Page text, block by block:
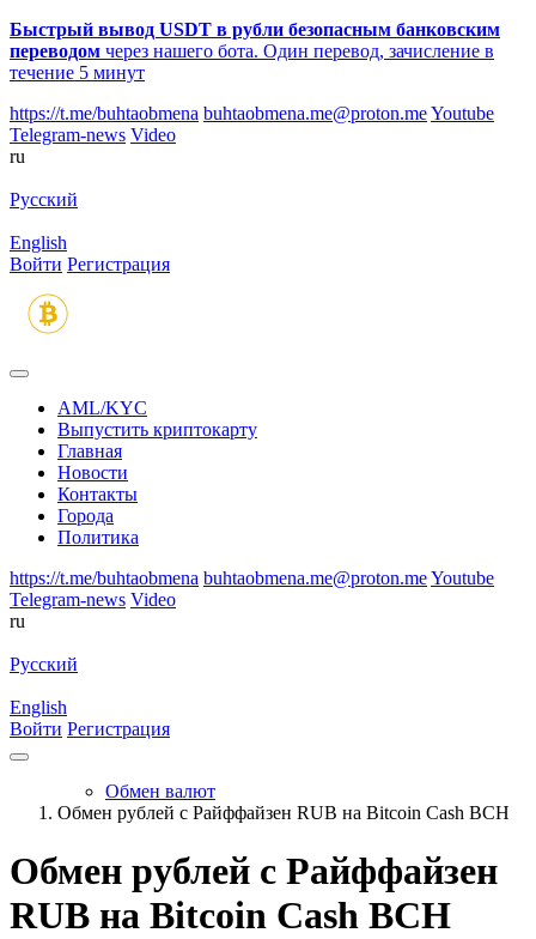
Быстрый вывод USDT в рубли безопасным банковским
переводом через нашего бота. Один перевод, зачисление в
течение 5 минут
https://t.me/buhtaobmena buhtaobmena.me@proton.meYoutube
Telegram-news Video
ru
Русский
English
Войти Регистрация
AML/KYC
Выпустить криптокарту
Главная
Новости
Контакты
Города
Политика
https://t.me/buhtaobmena buhtaobmena.me@proton.meYoutube
Telegram-news Video
ru
Русский
English
Войти Регистрация
Обмен валют
Обмен рублей с Райффайзен RUB на Bitcoin Cash BCH
Обмен рублей с Райффайзен
RUB на Bitcoin Cash BCH